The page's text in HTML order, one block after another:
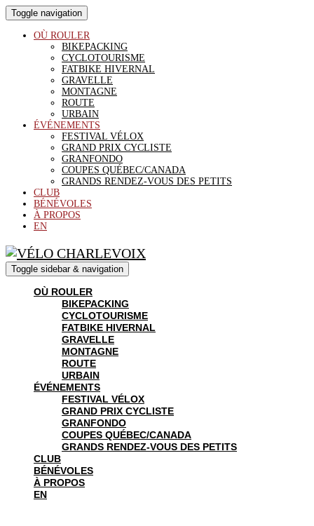
Toggle navigation
OÙ ROULER
BIKEPACKING
CYCLOTOURISME
FATBIKE HIVERNAL
GRAVELLE
MONTAGNE
ROUTE
URBAIN
ÉVÉNEMENTS
FESTIVAL VÉLOX
GRAND PRIX CYCLISTE
GRANFONDO
COUPES QUÉBEC/CANADA
GRANDS RENDEZ-VOUS DES PETITS
CLUB
BÉNÉVOLES
À PROPOS
EN
Toggle sidebar & navigation
OÙ ROULER
BIKEPACKING
CYCLOTOURISME
FATBIKE HIVERNAL
GRAVELLE
MONTAGNE
ROUTE
URBAIN
ÉVÉNEMENTS
FESTIVAL VÉLOX
GRAND PRIX CYCLISTE
GRANFONDO
COUPES QUÉBEC/CANADA
GRANDS RENDEZ-VOUS DES PETITS
CLUB
BÉNÉVOLES
À PROPOS
EN